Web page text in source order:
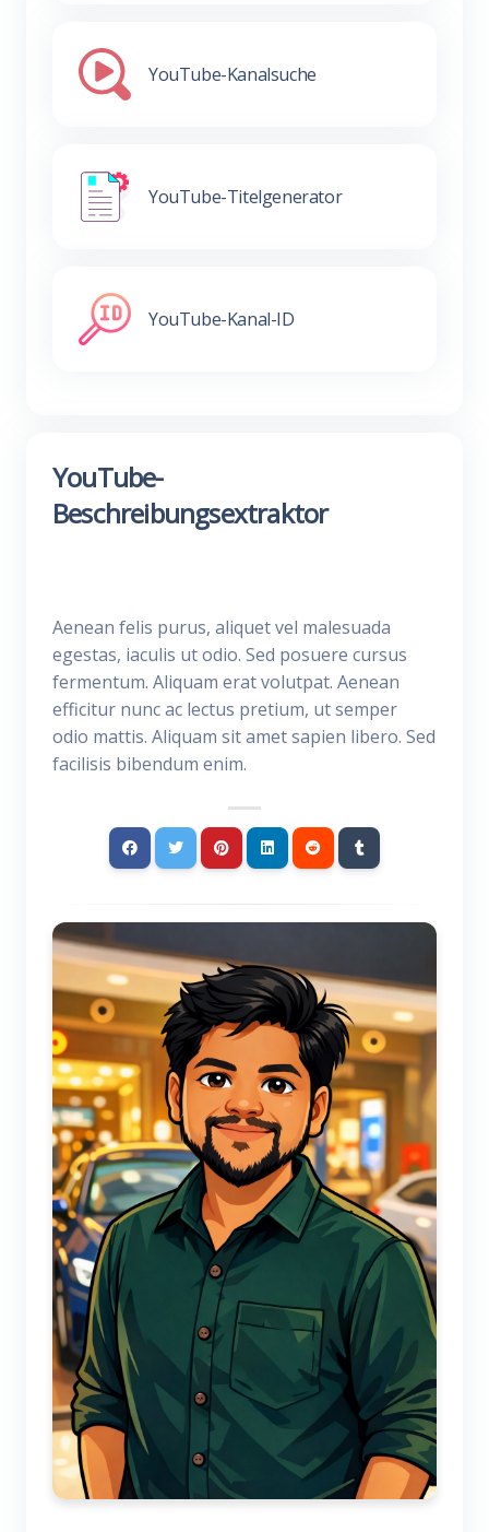
YouTube-Kanalsuche
YouTube-Titelgenerator
YouTube-Kanal-ID
YouTube-
Beschreibungsextraktor
Aenean felis purus, aliquet vel malesuada
egestas, iaculis ut odio. Sed posuere cursus
fermentum. Aliquam erat volutpat. Aenean
efficitur nunc ac lectus pretium, ut semper
odio mattis. Aliquam sit amet sapien libero. Sed
facilisis bibendum enim.